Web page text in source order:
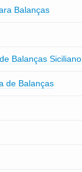
Balanças
Balanças Siciliano
de Balanças